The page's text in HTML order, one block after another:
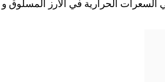
السعرات الحرارية في الأرز